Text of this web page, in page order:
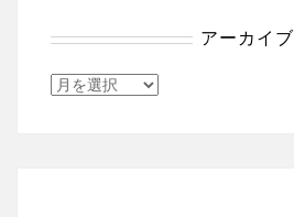
アーカイブ
ア